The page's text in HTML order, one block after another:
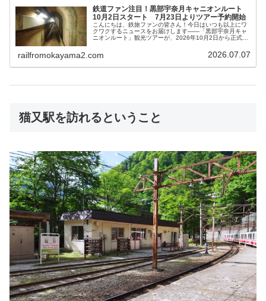
鉄道ファン注目！黒部宇奈月キャニオンルート
10月2日スタート 7月23日よりツアー予約開始
こんにちは、鉄旅ファンの皆さん！今日はいつも以上にワ
クワクするニュースをお届けします――「黒部宇奈月キャ
ニオンルート」観光ツアーが、2026年10月2日から正式に
railfromokayama2.com 2026.07.07
猫又駅を訪れるということ